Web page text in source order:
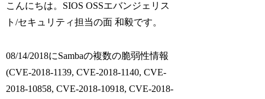
こんにちは。SIOS OSSエバンジェリス
ト/セキュリティ担当の面 和毅です。
08/14/2018にSambaの複数の脆弱性情報
(CVE-2018-1139, CVE-2018-1140, CVE-
2018-10858, CVE-2018-10918, CVE-2018-